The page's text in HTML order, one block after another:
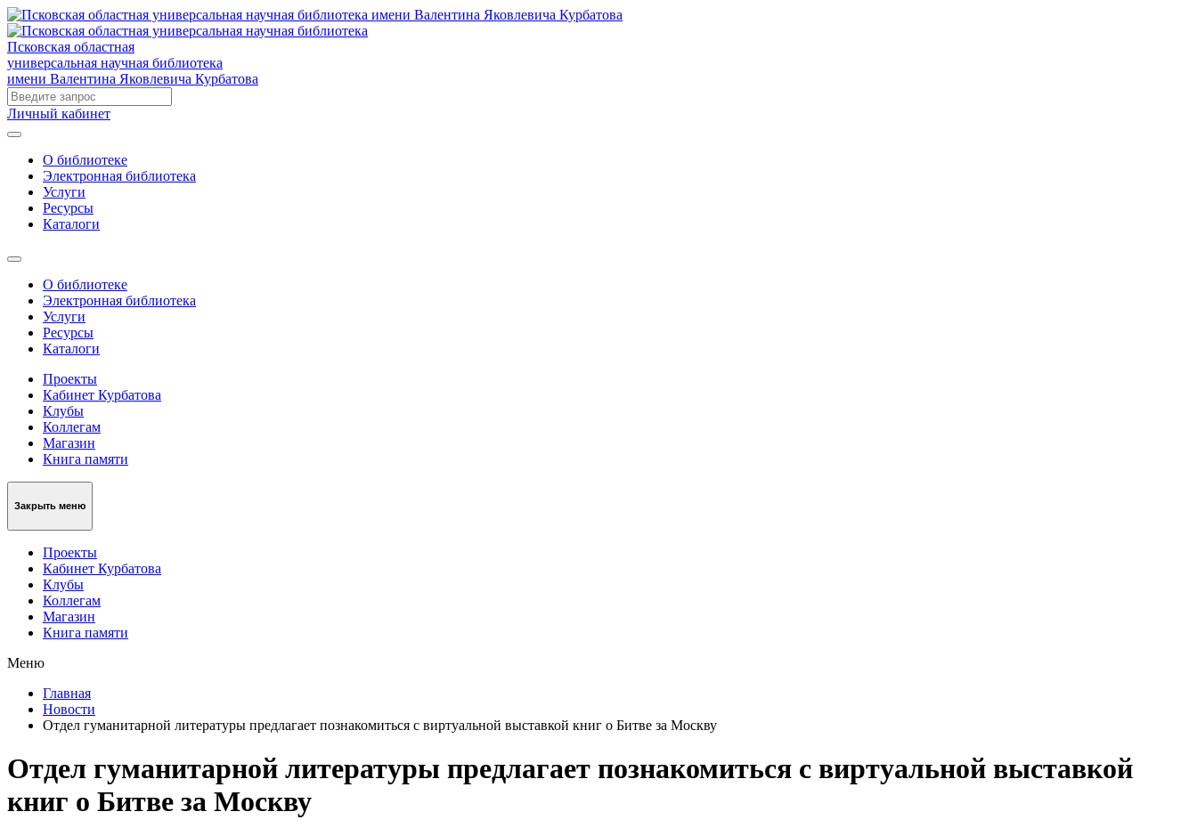
Псковская областная
универсальная научная библиотека
имени Валентина Яковлевича Курбатова
Личный кабинет
О библиотеке
Электронная библиотека
Услуги
Ресурсы
Каталоги
О библиотеке
Электронная библиотека
Услуги
Ресурсы
Каталоги
Проекты
Кабинет Курбатова
Клубы
Коллегам
Магазин
Книга памяти
Закрыть меню
Проекты
Кабинет Курбатова
Клубы
Коллегам
Магазин
Книга памяти
Меню
Главная
Новости
Отдел гуманитарной литературы предлагает познакомиться с виртуальной выставкой книг о Битве за Москву
Отдел гуманитарной литературы предлагает познакомиться с виртуальной выставкой
книг о Битве за Москву